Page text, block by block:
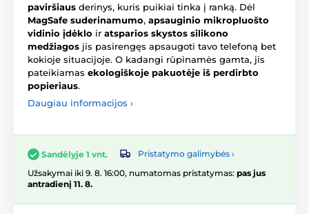
paviršiaus derinys, kuris puikiai tinka į ranką. Dėl
MagSafe suderinamumo, apsauginio mikropluošto
vidinio įdėklo ir atsparios skystos silikono
medžiagos jis pasirengęs apsaugoti tavo telefoną bet
kokioje situacijoje. O kadangi rūpinamės gamta, jis
pateikiamas ekologiškoje pakuotėje iš perdirbto
popieriaus.
Daugiau informacijos ›
Sandėlyje 1 vnt.
Pristatymo galimybės ›
Užsakymai iki 9. 8. 16:00, numatomas pristatymas: pas jus
antradienį 11. 8.